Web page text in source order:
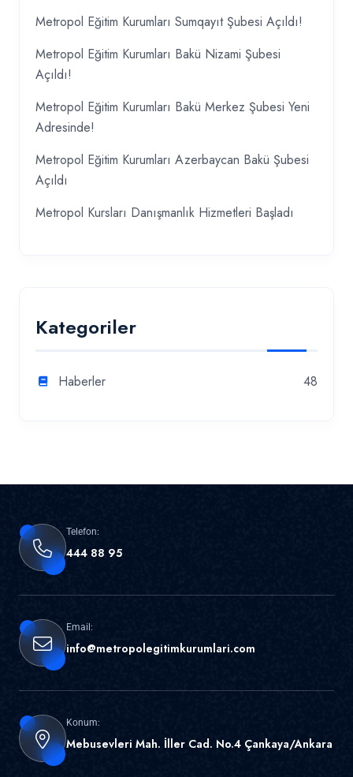
Metropol Eğitim Kurumları Sumqayıt Şubesi Açıldı!
Metropol Eğitim Kurumları Bakü Nizami Şubesi
Açıldı!
Metropol Eğitim Kurumları Bakü Merkez Şubesi Yeni
Adresinde!
Metropol Eğitim Kurumları Azerbaycan Bakü Şubesi
Açıldı
Metropol Kursları Danışmanlık Hizmetleri Başladı
Kategoriler
Haberler 48
Telefon:
444 88 95
Email:
info@metropolegitimkurumlari.com
Konum:
Mebusevleri Mah. İller Cad. No.4 Çankaya/Ankara